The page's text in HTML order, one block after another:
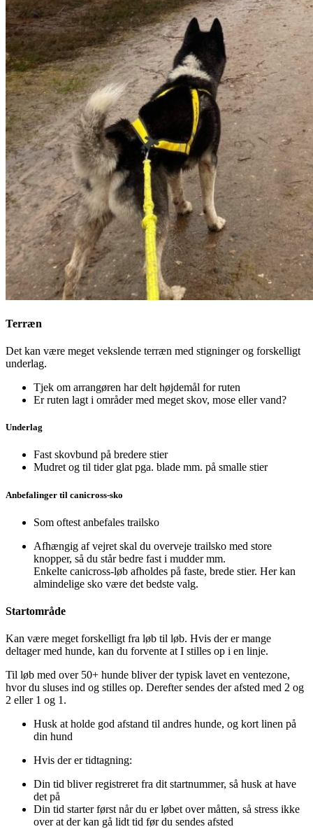
Terræn
Det kan være meget vekslende terræn med stigninger og forskelligt
underlag.
Tjek om arrangøren har delt højdemål for ruten
Er ruten lagt i områder med meget skov, mose eller vand?
Underlag
Fast skovbund på bredere stier
Mudret og til tider glat pga. blade mm. på smalle stier
Anbefalinger til canicross-sko
Som oftest anbefales trailsko
Afhængig af vejret skal du overveje trailsko med store
knopper, så du står bedre fast i mudder mm.
Enkelte canicross-løb afholdes på faste, brede stier. Her kan
almindelige sko være det bedste valg.
Startområde
Kan være meget forskelligt fra løb til løb. Hvis der er mange
deltager med hunde, kan du forvente at I stilles op i en linje.
Til løb med over 50+ hunde bliver der typisk lavet en ventezone,
hvor du sluses ind og stilles op. Derefter sendes der afsted med 2 og
2 eller 1 og 1.
Husk at holde god afstand til andres hunde, og kort linen på
din hund
Hvis der er tidtagning:
Din tid bliver registreret fra dit startnummer, så husk at have
det på
Din tid starter først når du er løbet over måtten, så stress ikke
over at der kan gå lidt tid før du sendes afsted